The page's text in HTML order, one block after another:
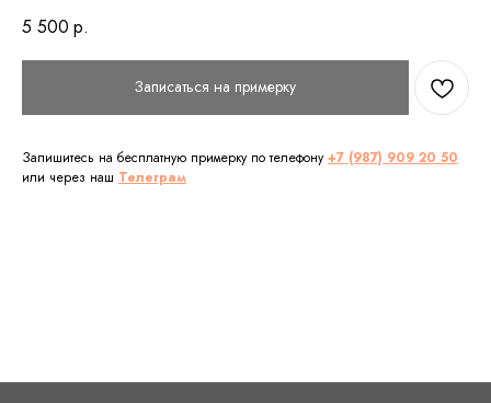
5 500 р.
Записаться на примерку
Запишитесь на бесплатную примерку по телефону +7 (987) 909 20 50
или через наш Телеграм